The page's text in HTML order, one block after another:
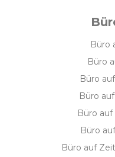
Büro
Büro
Büro
Büro
Büro
Büro
Büro auf